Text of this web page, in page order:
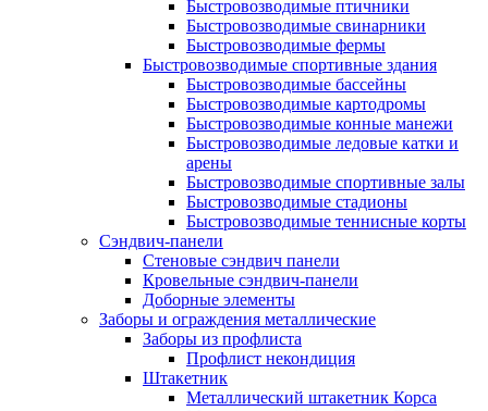
Быстровозводимые птичники
Быстровозводимые свинарники
Быстровозводимые фермы
Быстровозводимые спортивные здания
Быстровозводимые бассейны
Быстровозводимые картодромы
Быстровозводимые конные манежи
Быстровозводимые ледовые катки и
арены
Быстровозводимые спортивные залы
Быстровозводимые стадионы
Быстровозводимые теннисные корты
Сэндвич-панели
Стеновые сэндвич панели
Кровельные сэндвич-панели
Доборные элементы
Заборы и ограждения металлические
Заборы из профлиста
Профлист некондиция
Штакетник
Металлический штакетник Корса